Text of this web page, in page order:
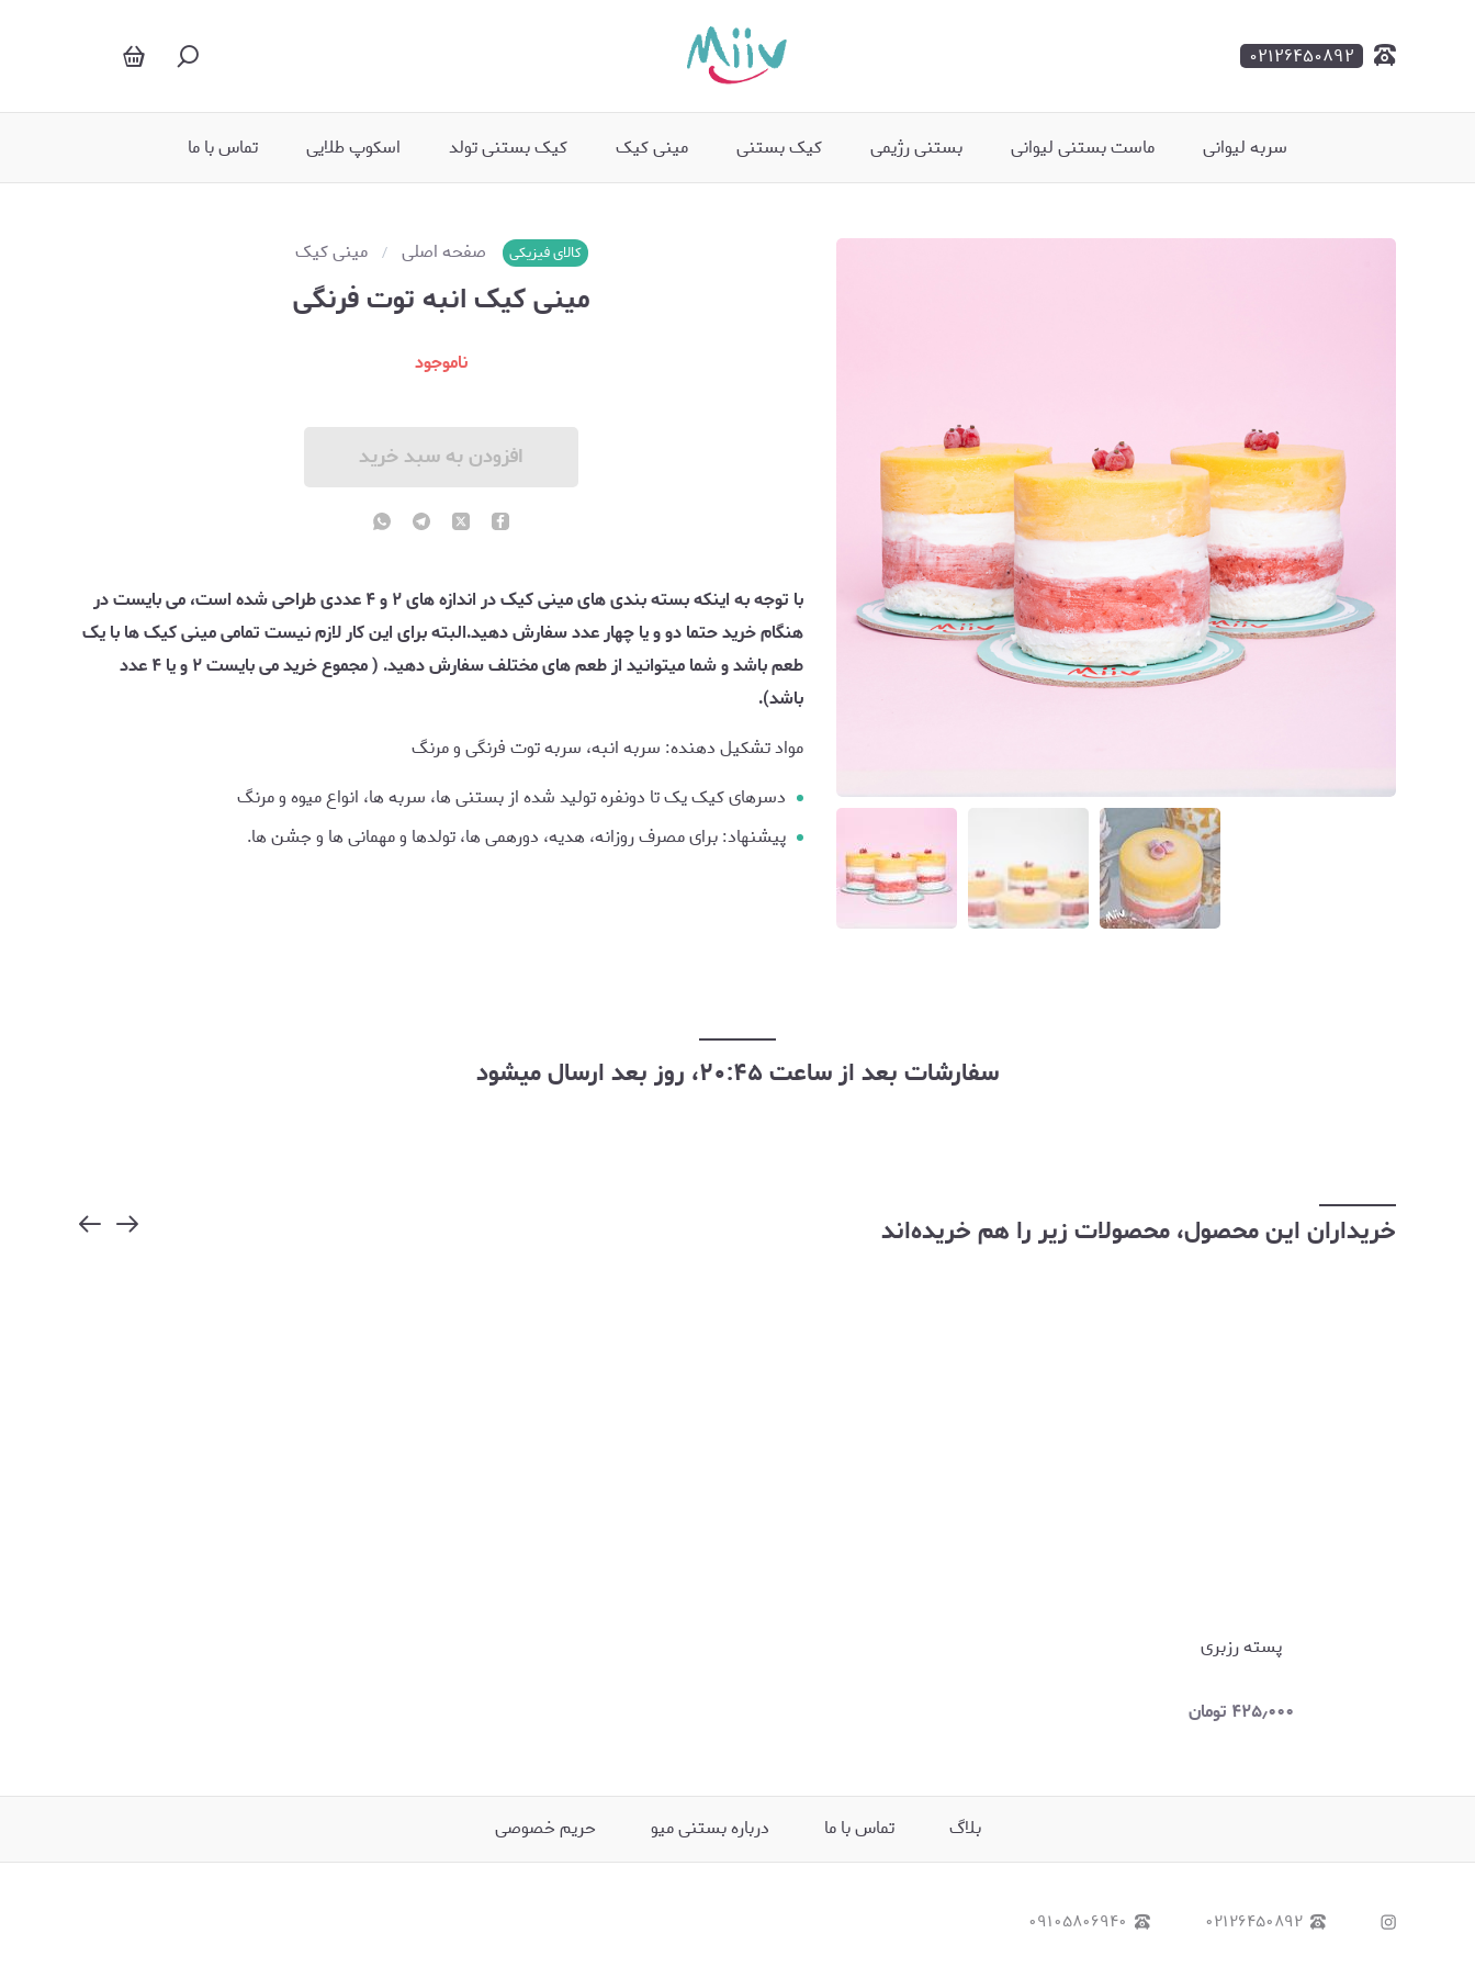
۰۲۱۲۶۴۵۰۸۹۲
سربه لیوانی ماست بستنی لیوانی بستنی رژیمی کیک بستنی مینی کیک کیک بستنی تولد اسکوپ طلایی تماس با ما
کالای فیزیکی صفحه اصلی مینی کیک
مینی کیک انبه توت فرنگی
ناموجود
افزودن به سبد خرید
با توجه به اینکه بسته بندی های مینی کیک در اندازه های ۲ و ۴ عددی طراحی شده است، می بایست در
هنگام خرید حتما دو و یا چهار عدد سفارش دهید.البته برای این کار لازم نیست تمامی مینی کیک ها با یک
طعم باشد و شما میتوانید از طعم های مختلف سفارش دهید. ( مجموع خرید می بایست ۲ و یا ۴ عدد
باشد).
مواد تشکیل دهنده: سربه انبه، سربه توت فرنگی و مرنگ
دسرهای کیک یک تا دونفره تولید شده از بستنی ها، سربه ها، انواع میوه و مرنگ
پیشنهاد: برای مصرف روزانه، هدیه، دورهمی ها، تولدها و مهمانی ها و جشن ها.
سفارشات بعد از ساعت ۲۰:۴۵، روز بعد ارسال میشود
خریداران این محصول، محصولات زیر را هم خریده‌اند
پسته رزبری
۴۲۵٫۰۰۰ تومان
بلاگ تماس با ما درباره بستنی میو حریم خصوصی
۰۲۱۲۶۴۵۰۸۹۲ ۰۹۱۰۵۸۰۶۹۴۰